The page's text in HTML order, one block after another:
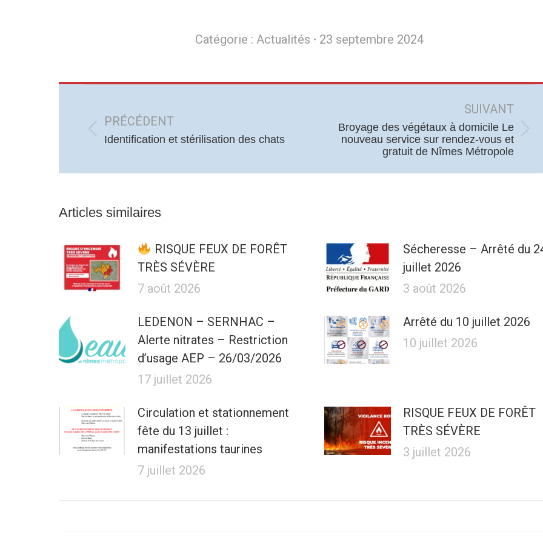
Catégorie : Actualités 23 septembre 2024
article
PRÉCÉDENT
Article
:
Identification et stérilisation des chats
SUIVANT
Article
:
Broyage des végétaux à domicile Le
nouveau service sur rendez-vous et
gratuit de Nîmes Métropole
Articles similaires
RISQUE FEUX DE FORÊT
TRÈS SÉVÈRE
7 août 2026
Sécheresse – Arrêté du
juillet 2026
3 août 2026
LEDENON – SERNHAC –
Alerte nitrates – Restriction
d’usage AEP – 26/03/2026
17 juillet 2026
Arrêté du 10 juillet 2026
10 juillet 2026
Circulation et stationnement
fête du 13 juillet :
manifestations taurines
7 juillet 2026
RISQUE FEUX DE FORÊT
TRÈS SÉVÈRE
3 juillet 2026